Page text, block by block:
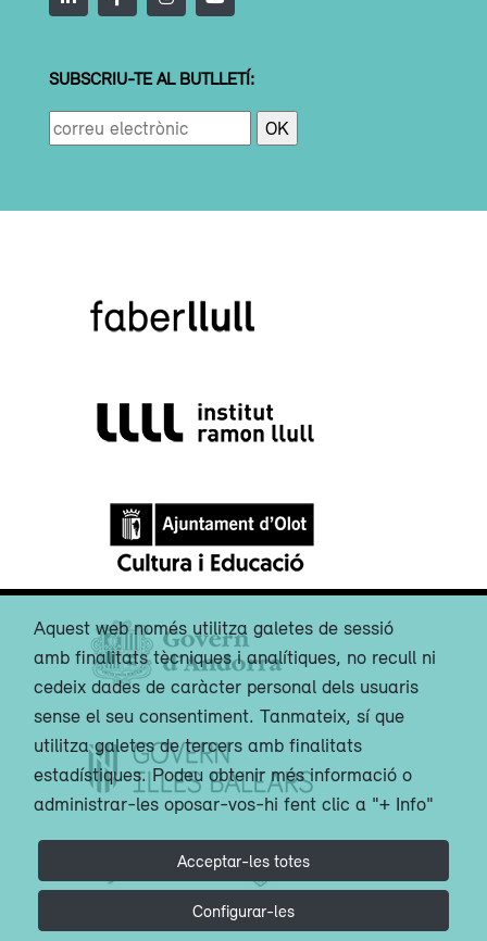
SUBSCRIU-TE AL BUTLLETÍ:
Aquest web només utilitza galetes de sessió
amb finalitats tècniques i analítiques, no recull ni
cedeix dades de caràcter personal dels usuaris
sense el seu consentiment. Tanmateix, sí que
utilitza galetes de tercers amb finalitats
estadístiques. Podeu obtenir més informació o
administrar-les oposar-vos-hi fent clic a "+ Info"
Acceptar-les totes
Configurar-les